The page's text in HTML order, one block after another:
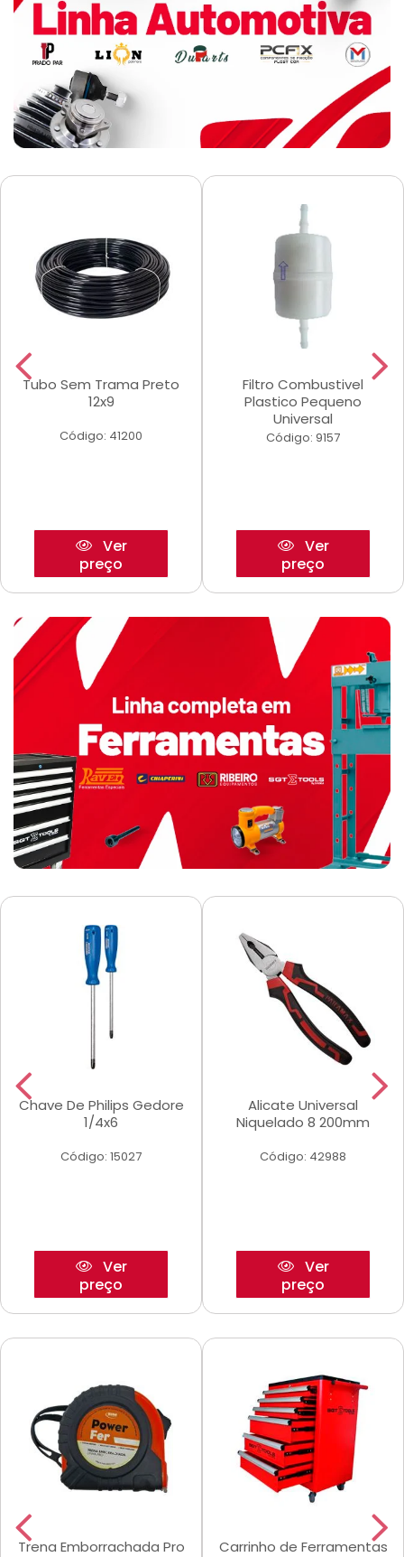
Tubo Sem Trama Preto
12x9
Código: 41200
Ver
preço
Filtro Combustivel
Plastico Pequeno
Universal
Código: 9157
Ver
preço
Chave De Philips Gedore
1/4x6
Código: 15027
Ver
preço
Alicate Universal
Niquelado 8 200mm
Código: 42988
Ver
preço
Trena Emborrachada Pro
Carrinho de Ferramentas